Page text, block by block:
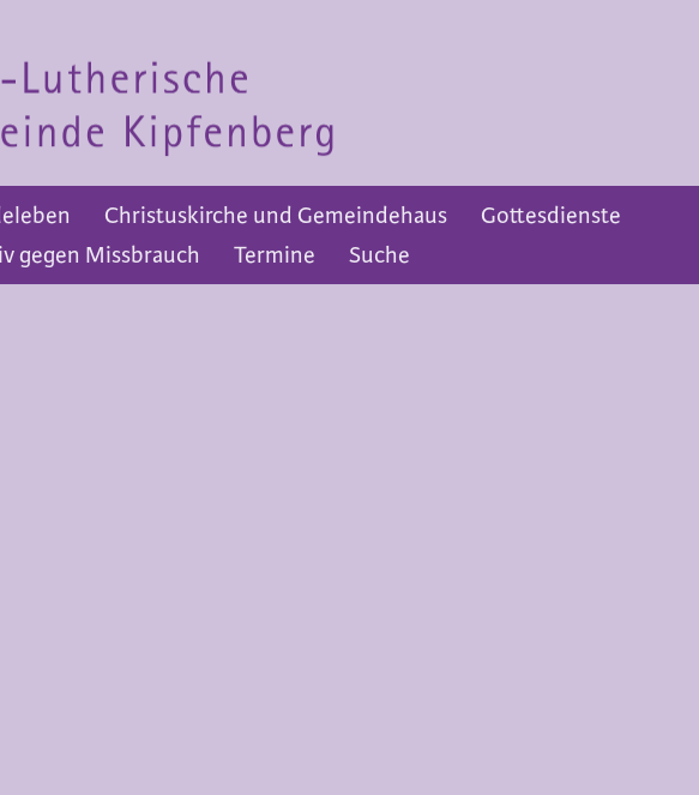
Christuskirche und Gemeindehaus
Gottesdienste
gegen Missbrauch Termine Suche